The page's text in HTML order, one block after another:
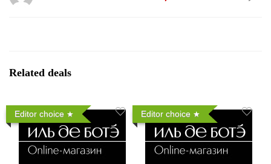
Related deals
Editor choice Editor choice